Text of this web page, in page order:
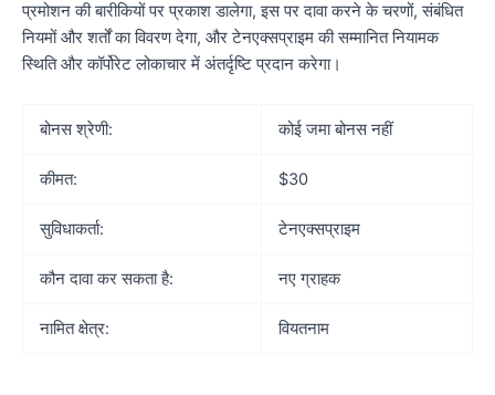
प्रमोशन की बारीकियों पर प्रकाश डालेगा, इस पर दावा करने के चरणों, संबंधित
नियमों और शर्तों का विवरण देगा, और टेनएक्सप्राइम की सम्मानित नियामक
स्थिति और कॉर्पोरेट लोकाचार में अंतर्दृष्टि प्रदान करेगा।
बोनस श्रेणी: कोई जमा बोनस नहीं
कीमत: $30
सुविधाकर्ता: टेनएक्सप्राइम
कौन दावा कर सकता है: नए ग्राहक
नामित क्षेत्र: वियतनाम